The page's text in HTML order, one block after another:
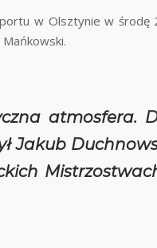
w Olsztynie w
Mańkowski.
atmosfera.
Jakub